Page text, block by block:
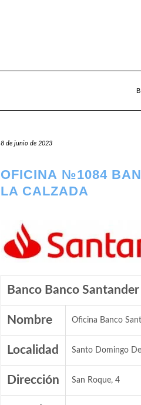
8 de junio de 2023
OFICINA №1084
LA CALZADA
Banco Banco Santander
Nombre Oficina Banco
Localidad Santo Domingo
Dirección San Roque, 4